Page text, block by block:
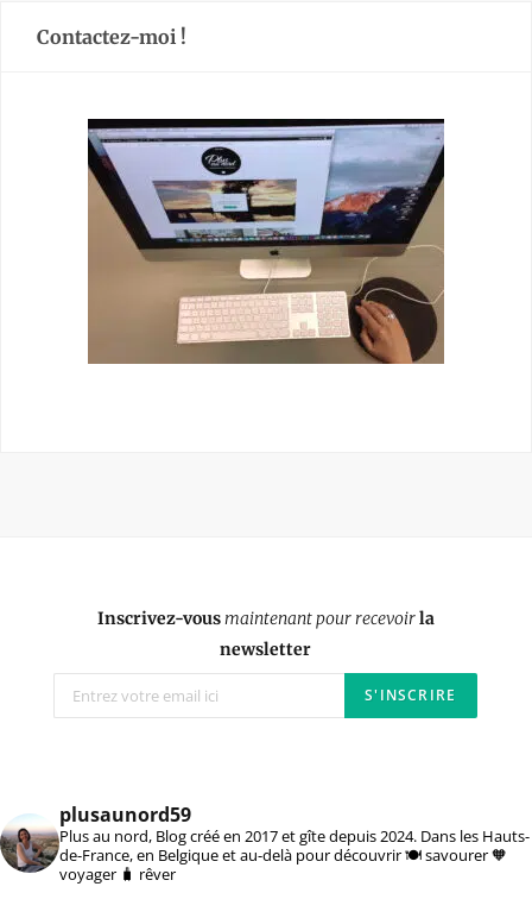
Contactez-moi !
Inscrivez-vousmaintenant pour recevoirla
newsletter
plusaunord59
Plus au nord, Blog créé en 2017 et gîte depuis 2024. Dans les Hauts-
de-France, en Belgique et au-delà pour découvrir 🍽️ savourer 🧡
voyager 🧳 rêver